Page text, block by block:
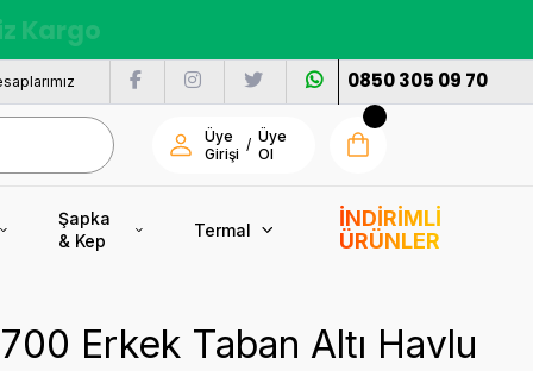
Kargo
0850 305 09 70
Üye
Girişi
/ Üye
Ol
Şapka
& Kep
Termal
İNDİRİMLİ
ÜRÜNLER
Erkek Taban Altı Havlu